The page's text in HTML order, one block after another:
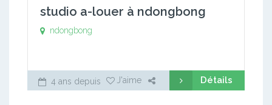
studio a-louer à ndongbong
ndongbong
4 ans depuis J'aime Détails